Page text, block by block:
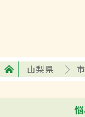
山梨県